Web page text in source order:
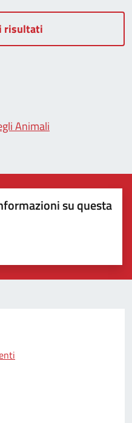
risultati
Animali
su questa
su 5